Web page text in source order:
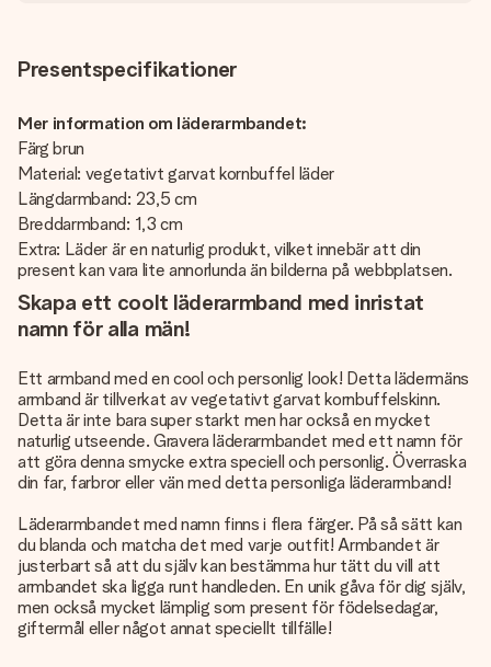
Presentspecifikationer
Mer information om läderarmbandet:
Färg brun
Material: vegetativt garvat kornbuffel läder
Längdarmband: 23,5 cm
Breddarmband: 1,3 cm
Extra: Läder är en naturlig produkt, vilket innebär att din
present kan vara lite annorlunda än bilderna på webbplatsen.
Skapa ett coolt läderarmband med inristat
namn för alla män!
Ett armband med en cool och personlig look! Detta lädermäns
armband är tillverkat av vegetativt garvat kornbuffelskinn.
Detta är inte bara super starkt men har också en mycket
naturlig utseende. Gravera läderarmbandet med ett namn för
att göra denna smycke extra speciell och personlig. Överraska
din far, farbror eller vän med detta personliga läderarmband!
Läderarmbandet med namn finns i flera färger. På så sätt kan
du blanda och matcha det med varje outfit! Armbandet är
justerbart så att du själv kan bestämma hur tätt du vill att
armbandet ska ligga runt handleden. En unik gåva för dig själv,
men också mycket lämplig som present för födelsedagar,
giftermål eller något annat speciellt tillfälle!